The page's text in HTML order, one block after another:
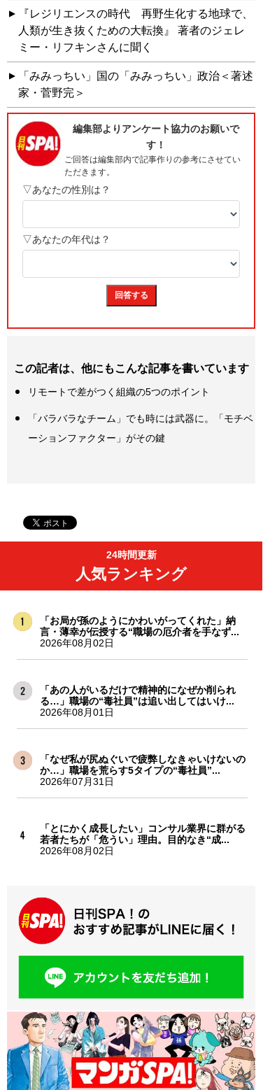
『レジリエンスの時代 再野生化する地球で、
人類が生き抜くための大転換』 著者のジェレ
ミー・リフキンさんに聞く
「みみっちい」国の「みみっちい」政治＜著述
家・菅野完＞
この記者は、他にもこんな記事を書いています
リモートで差がつく組織の5つのポイント
「バラバラなチーム」でも時には武器に。「モチベ
ーションファクター」がその鍵
24時間更新
人気ランキング
「お局が孫のようにかわいがってくれた」納
言・薄幸が伝授する“職場の厄介者を手なず...
2026年08月02日
「あの人がいるだけで精神的になぜか削られ
る…」職場の“毒社員”は追い出してはいけ...
2026年08月01日
「なぜ私が尻ぬぐいで疲弊しなきゃいけないの
か…」職場を荒らす5タイプの“毒社員”...
2026年07月31日
「とにかく成長したい」コンサル業界に群がる
若者たちが「危うい」理由。目的なき“成...
2026年08月02日